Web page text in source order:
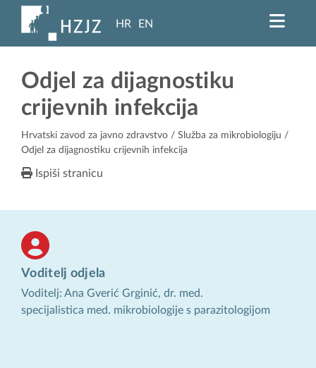
HR EN
Odjel za dijagnostiku
crijevnih infekcija
Hrvatski zavod za javno zdravstvo / Služba za mikrobiologiju /
Odjel za dijagnostiku crijevnih infekcija
Ispiši stranicu
Voditelj odjela
Voditelj: Ana Gverić Grginić, dr. med.
specijalistica med. mikrobiologije s parazitologijom